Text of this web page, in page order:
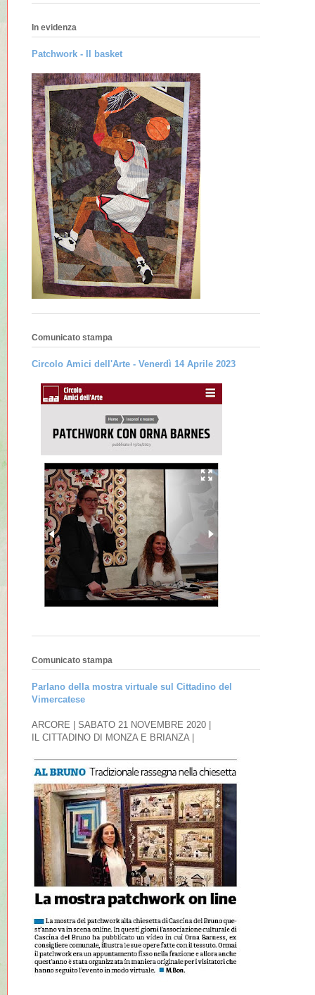
In evidenza
Patchwork - Il basket
Comunicato stampa
Circolo Amici dell'Arte - Venerdì 14 Aprile 2023
Comunicato stampa
Parlano della mostra virtuale sul Cittadino del
Vimercatese
ARCORE | SABATO 21 NOVEMBRE 2020 |
IL CITTADINO DI MONZA E BRIANZA |